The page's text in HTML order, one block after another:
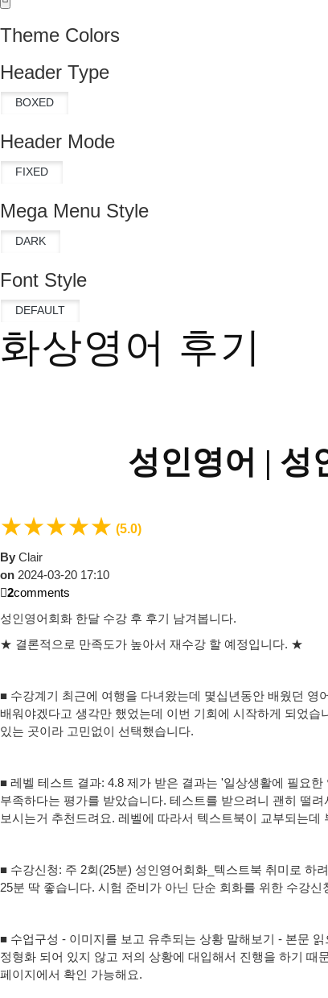
Theme Colors
Header Type
Header Mode
Mega Menu Style
Font Style
화상영어 후기
성인영어 | 성
★★★★★ (5.0)
By Clair
on 2024-03-20 17:10
2comments
성인영어회화 한달 수강 후 후기 남겨봅니다.
★ 결론적으로 만족도가 높아서 재수강 할 예정입니다. ★
■ 수강계기 최근에 여행을 다녀왔는데 몇십년동안 배웠던
배워야겠다고 생각만 했었는데 이번 기회에 시작하게 되었
있는 곳이라 고민없이 선택했습니다.
■ 레벨 테스트 결과: 4.8 제가 받은 결과는 '일상생활에 필요
부족하다는 평가를 받았습니다. 테스트를 받으려니 괜히 떨
보시는거 추천드려요. 레벨에 따라서 텍스트북이 교부되는
■ 수강신청: 주 2회(25분) 성인영어회화_텍스트북 취미로 하
25분 딱 좋습니다. 시험 준비가 아닌 단순 회화를 위한 수강
■ 수업구성 - 이미지를 보고 유추되는 상황 말해보기 - 본문
정형화 되어 있지 않고 저의 상황에 대입해서 진행을 하기
페이지에서 확인 가능해요.